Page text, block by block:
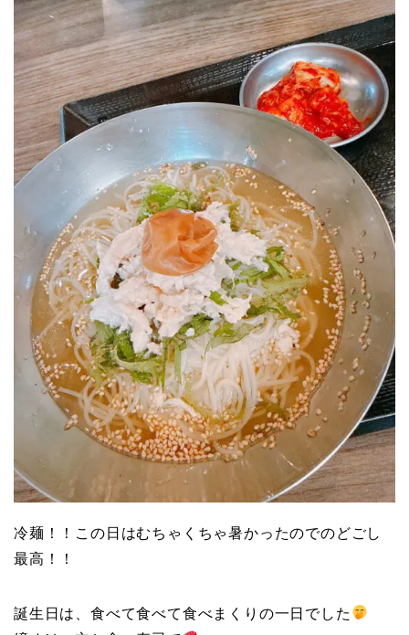
冷麺！！この日はむちゃくちゃ暑かったのでのどごし
最高！！
誕生日は、食べて食べて食べまくりの一日でした